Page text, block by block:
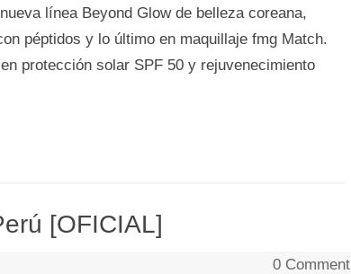
línea Beyond Glow de belleza coreana,
péptidos y lo último en maquillaje fmg Match.
protección solar SPF 50 y rejuvenecimiento
[OFICIAL]
0 Comment